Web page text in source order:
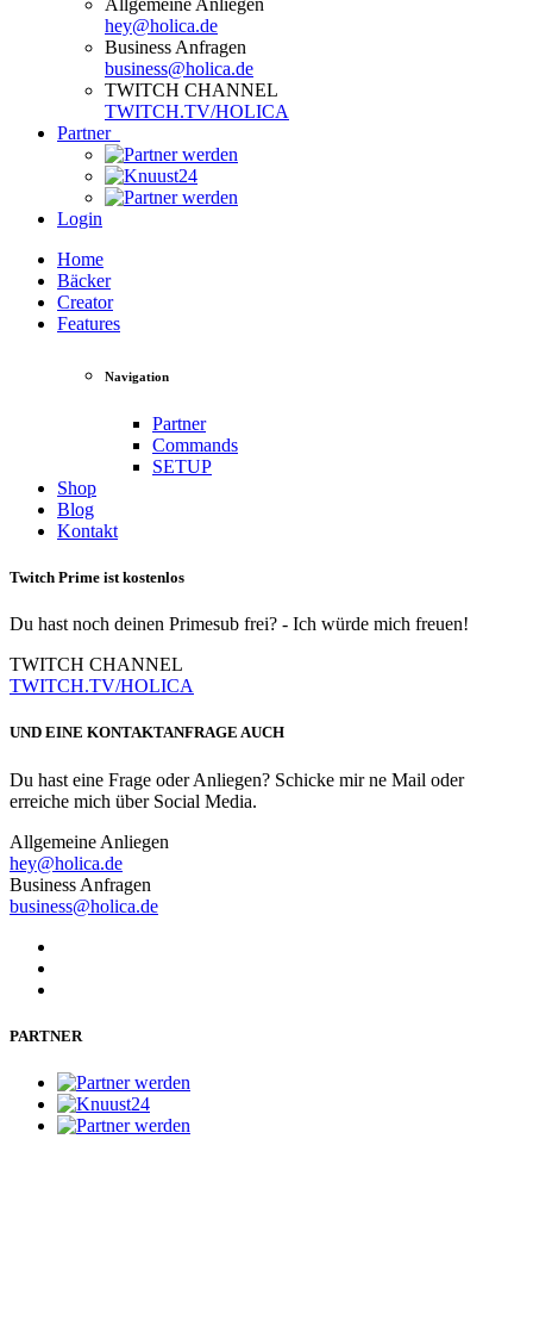
Allgemeine Anliegen
hey@holica.de
Business Anfragen
business@holica.de
TWITCH CHANNEL
TWITCH.TV/HOLICA
Partner
Login
Home
Bäcker
Creator
Features
Navigation
Partner
Commands
SETUP
Shop
Blog
Kontakt
Twitch Prime ist kostenlos
Du hast noch deinen Primesub frei? - Ich würde mich freuen!
TWITCH CHANNEL
TWITCH.TV/HOLICA
UND EINE KONTAKTANFRAGE AUCH
Du hast eine Frage oder Anliegen? Schicke mir ne Mail oder
erreiche mich über Social Media.
Allgemeine Anliegen
hey@holica.de
Business Anfragen
business@holica.de
PARTNER